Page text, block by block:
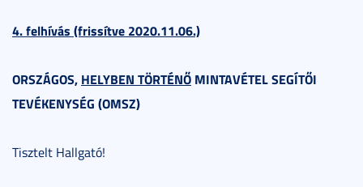
4. felhívás (frissítve 2020.11.06.)
ORSZÁGOS, HELYBEN TÖRTÉNŐ MINTAVÉTEL SEGÍTŐI
TEVÉKENYSÉG (OMSZ)
Tisztelt Hallgató!